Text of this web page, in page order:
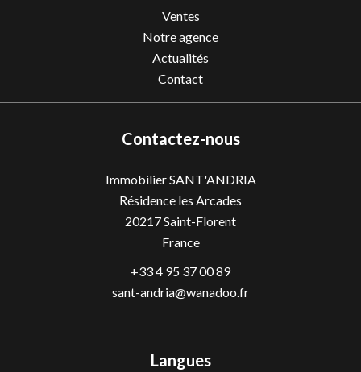
Ventes
Notre agence
Actualités
Contact
Contactez-nous
Immobilier SANT'ANDRIA
Résidence les Arcades
20217Saint-Florent
France
+33 4 95 37 00 89
sant-andria@wanadoo.fr
Langues